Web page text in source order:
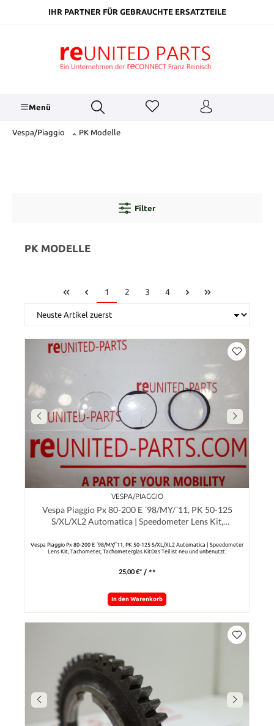
springenIHR PARTNER FÜR GEBRAUCHTE ERSATZTEILE
Menü
Vespa/Piaggio PK Modelle
Filter
PK MODELLE
1 2 3 4
VESPA/PIAGGIO
Vespa Piaggio Px 80-200 E ´98/MY/´11, PK 50-125
S/XL/XL2 Automatica | Speedometer Lens Kit,
Vespa Piaggio Px 80-200 E ´98/MY/´11, PK 50-125 S/XL/XL2 Automatica | Speedometer
Lens Kit, Tachometer, Tachometerglas KitDas Teil ist neu und unbenutzt.
25,00 €* / **
In den Warenkorb